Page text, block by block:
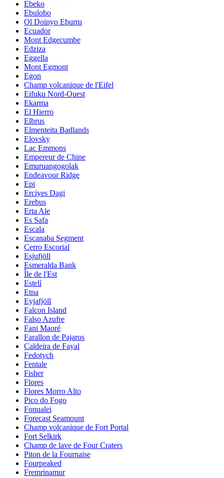
Ebeko
Ebulobo
Ol Doinyo Eburru
Ecuador
Mont Edgecumbe
Edziza
Eggella
Mont Egmont
Egon
Champ volcanique de l'Eifel
Eifuku Nord-Ouest
Ekarma
El Hierro
Elbrus
Elmenteita Badlands
Elovsky
Lac Emmons
Empereur de Chine
Emuruangogolak
Endeavour Ridge
Epi
Erciyes Dagi
Erebus
Erta Ale
Es Safa
Escala
Escanaba Segment
Cerro Escorial
Esjufjöll
Esmeralda Bank
Île de l'Est
Estelí
Etna
Eyjafjöll
Falcon Island
Falso Azufre
Fani Maoré
Farallon de Pajaros
Caldeira de Fayal
Fedotych
Fentale
Fisher
Flores
Flores Morro Alto
Pico do Fogo
Fonualei
Forecast Seamount
Champ volcanique de Fort Portal
Fort Selkirk
Champ de lave de Four Craters
Piton de la Fournaise
Fourpeaked
Fremrinamur